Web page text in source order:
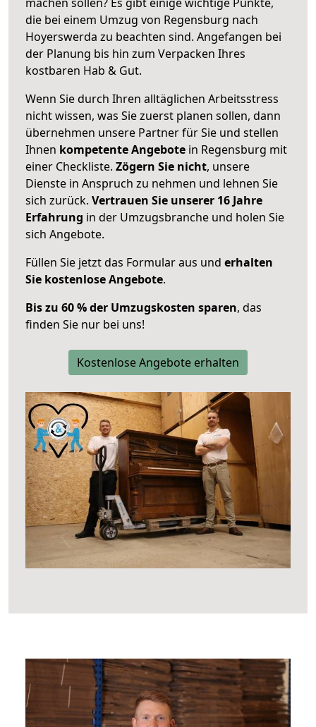
die bei einem Umzug von Regensburg nach
Hoyerswerda zu beachten sind. Angefangen bei
der Planung bis hin zum Verpacken Ihres
kostbaren Hab & Gut.
Wenn Sie durch Ihren alltäglichen Arbeitsstress
nicht wissen, was Sie zuerst planen sollen, dann
übernehmen unsere Partner für Sie und stellen
Ihnen kompetente Angebote in Regensburg mit
einer Checkliste. Zögern Sie nicht, unsere
Dienste in Anspruch zu nehmen und lehnen Sie
sich zurück. Vertrauen Sie unserer 16 Jahre
Erfahrung in der Umzugsbranche und holen Sie
sich Angebote.
Füllen Sie jetzt das Formular aus und erhalten
Sie kostenlose Angebote.
Bis zu 60 % der Umzugskosten sparen, das
finden Sie nur bei uns!
Kostenlose Angebote erhalten